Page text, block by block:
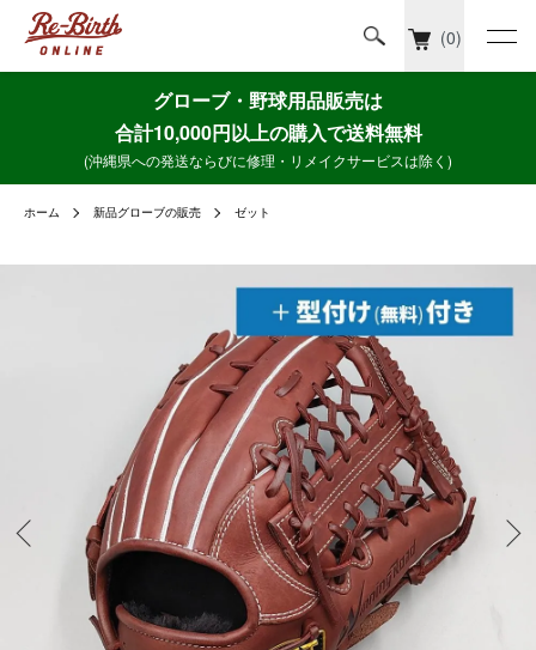
(0)
グローブ・野球用品販売は
合計10,000円以上の購入で送料無料
(沖縄県への発送ならびに修理・リメイクサービスは除く)
ホーム 新品グローブの販売 ゼット